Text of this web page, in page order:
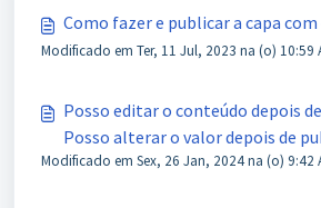
Como fazer e publicar a capa
Modificado em Ter, 11 Jul, 2023 na (o) 10:59
Posso editar o conteúdo depois
Posso alterar o valor depois de
Modificado em Sex, 26 Jan, 2024 na (o) 9:42